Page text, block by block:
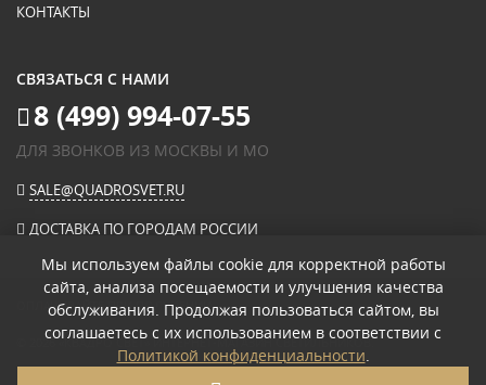
КОНТАКТЫ
СВЯЗАТЬСЯ С НАМИ
8 (499) 994-07-55
ДЛЯ ЗВОНКОВ ИЗ МОСКВЫ И МО
SALE@QUADROSVET.RU
ДОСТАВКА ПО ГОРОДАМ РОССИИ
ОПЛАЧИВАЙТЕ ПРИ ПОЛУЧЕНИИ
© 2026«КВАДРО СВЕТ» ИНТЕРНЕТ-МАГАЗИН СВЕТИЛЬНИКОВ.
ПОЛИТИКА КОНФИДЕНЦИАЛЬНОСТИ
Мы используем файлы cookie для корректной работы
сайта, анализа посещаемости и улучшения качества
обслуживания. Продолжая пользоваться сайтом, вы
соглашаетесь с их использованием в соответствии с
Политикой конфиденциальности.